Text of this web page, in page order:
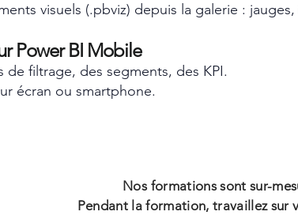
visuels (.pbviz) depuis la galerie :
Power BI Mobile
de filtrage, des segments, des KPI.
écran ou smartphone.
Nos formations sont sur-
Pendant la formation, travaillez sur